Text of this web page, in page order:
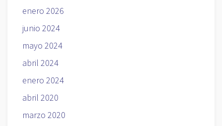
enero 2026
junio 2024
mayo 2024
abril 2024
enero 2024
abril 2020
marzo 2020